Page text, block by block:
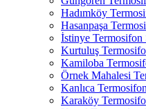
Hadımköy
Hasanpaşa
İstinye Termosifon
Kurtuluş
Kamiloba
Örnek Mahalesi
Kanlıca
Karaköy